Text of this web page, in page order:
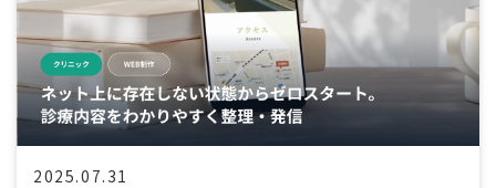
2025.07.31